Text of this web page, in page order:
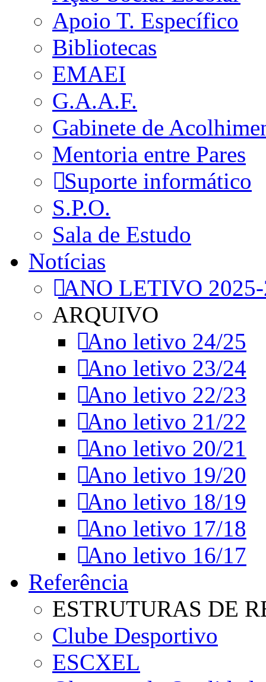
Apoio T. Específico
Bibliotecas
EMAEI
G.A.A.F.
Gabinete de
Mentoria entre Pares
Suporte informático
S.P.O.
Sala de Estudo
Notícias
ANO LETIVO
ARQUIVO
Ano letivo 24/25
Ano letivo 23/24
Ano letivo 22/23
Ano letivo 21/22
Ano letivo 20/21
Ano letivo 19/20
Ano letivo 18/19
Ano letivo 17/18
Ano letivo 16/17
Referência
ESTRUTURAS DE
Clube Desportivo
ESCXEL